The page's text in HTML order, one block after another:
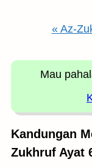
« Az-
Mau
Kandungan
Zukhruf Ayat